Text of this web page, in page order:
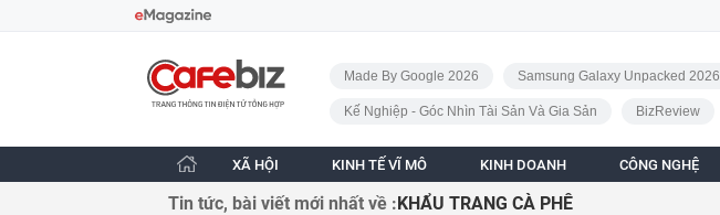
CafeBiz - Trang chủ
Made By Google 2026
Samsung Galaxy Unpacked 2026
Kế Nghiệp - Góc Nhìn Tài Sản Và Gia Sản BizReview
XÃ HỘI KINH TẾ VĨ MÔ KINH DOANH CÔNG NGHỆ
Tin tức, bài viết mới nhất về :KHẨU TRANG CÀ PHÊ